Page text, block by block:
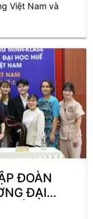
Việt Nam và
ĐOÀN
ĐẠI